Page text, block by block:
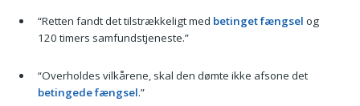
“Retten fandt det tilstrækkeligt med betinget fængsel og
120 timers samfundstjeneste.”
“Overholdes vilkårene, skal den dømte ikke afsone det
betingede fængsel.”